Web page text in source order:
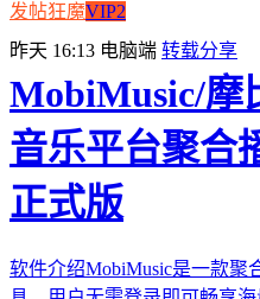
发帖狂魔VIP2
昨天 16:13 电脑端 转载分享
MobiMusic/摩
音乐平台聚合
正式版
软件介绍MobiMusic是一款聚